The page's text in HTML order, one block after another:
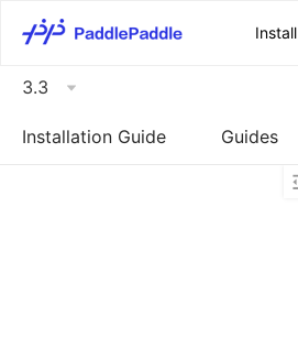
Install
3.3
Installation Guide Guides